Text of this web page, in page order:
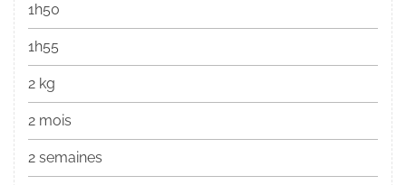
1h50
1h55
2 kg
2 mois
2 semaines